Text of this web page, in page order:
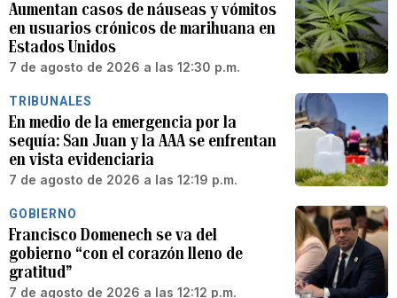
Aumentan casos de náuseas y vómitos
en usuarios crónicos de marihuana en
Estados Unidos
7 de agosto de 2026 a las 12:30 p.m.
TRIBUNALES
En medio de la emergencia por la
sequía: San Juan y la AAA se enfrentan
en vista evidenciaria
7 de agosto de 2026 a las 12:19 p.m.
GOBIERNO
Francisco Domenech se va del
gobierno “con el corazón lleno de
gratitud”
7 de agosto de 2026 a las 12:12 p.m.